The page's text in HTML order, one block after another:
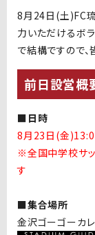
8月24日(土)FC
力いただけるボ
で結構ですので
前日設営概
■日時
8月23日(金
※全国中学校サ
す
■集合場所
金沢ゴーゴーカ